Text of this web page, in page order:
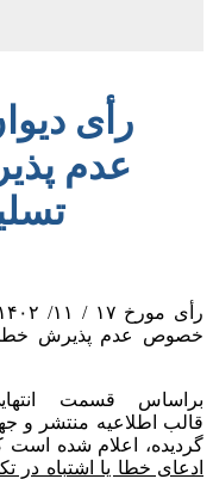
رأی
عدم
خصوص عدم پذیرش خطا و
براساس قسمت
قالب اطلاعیه منتشر و
گرديده، اعلام شده است
ادعای خطا يا اشتباه در